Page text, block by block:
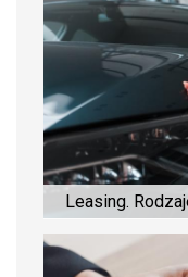
Leasing.